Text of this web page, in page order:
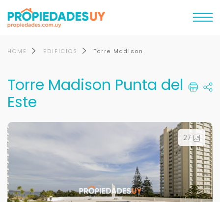
HOME EDIFICIOS Torre Madison
Torre Madison Punta del
Este
27